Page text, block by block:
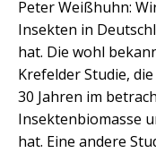
Peter Weißhuhn:
Insekten in
hat. Die wohl
Krefelder Studie,
30 Jahren im
Insektenbiomasse
hat. Eine andere